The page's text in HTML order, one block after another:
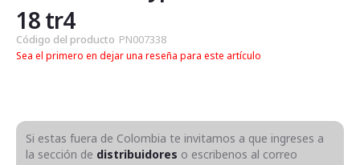
galería
de
imágenes
18 tr4
Código del producto PN007338
Sea el primero en dejar una reseña para este artículo
Si estas fuera de Colombia te invitamos a que ingreses a
la sección de distribuidores o escribenos al correo